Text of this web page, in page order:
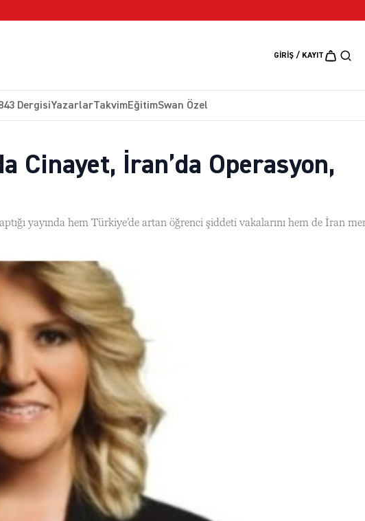
GIRIŞ / KAYIT
DergisiYazarlarTakvimEğitimSwan Özel
Cinayet, İran’da Operasyon,
yayında hem Türkiye’de artan öğrenci şiddeti vakalarını hem de İran